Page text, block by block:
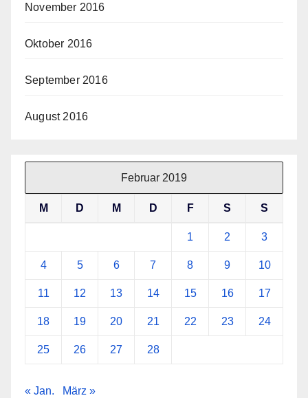
November 2016
Oktober 2016
September 2016
August 2016
Februar 2019
M D M D F S S
1 2 3
4 5 6 7 8 9 10
11 12 13 14 15 16 17
18 19 20 21 22 23 24
25 26 27 28
« Jan. März »